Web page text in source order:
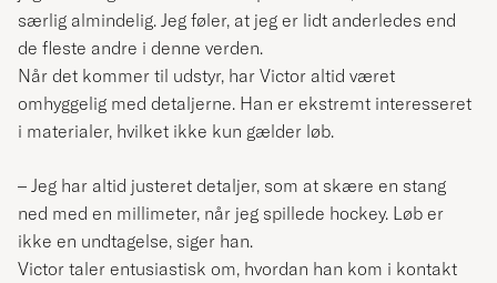
særlig almindelig. Jeg føler, at jeg er lidt anderledes end
de fleste andre i denne verden.
Når det kommer til udstyr, har Victor altid været
omhyggelig med detaljerne. Han er ekstremt interesseret
i materialer, hvilket ikke kun gælder løb.
– Jeg har altid justeret detaljer, som at skære en stang
ned med en millimeter, når jeg spillede hockey. Løb er
ikke en undtagelse, siger han.
Victor taler entusiastisk om, hvordan han kom i kontakt